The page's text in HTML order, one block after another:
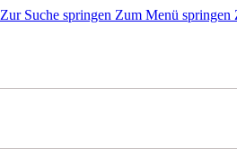
Zur Suche springen Zum Menü springen